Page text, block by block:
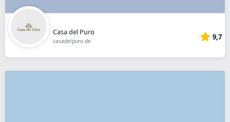
Casa del Puro
casadelpuro.de 9,7